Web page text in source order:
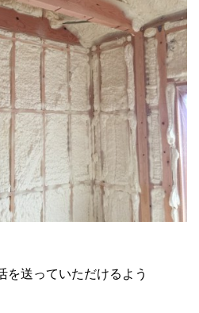
を送っていただけるよう